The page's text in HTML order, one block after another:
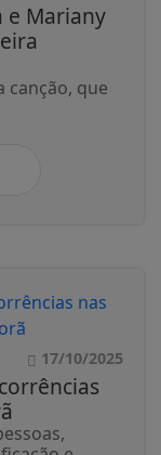
e Mariany
canção, que
17/10/2025